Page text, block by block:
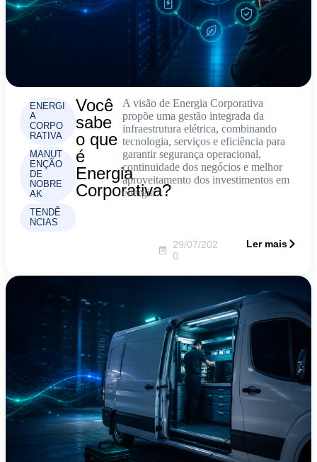
ENERGI
A
CORPO
RATIVA
MANUT
ENÇÃO
DE
NOBRE
AK
TENDÊ
NCIAS
Você
sabe
o que
é
Energia
Corporativa?
A visão de Energia Corporativa
propõe uma gestão integrada da
infraestrutura elétrica, combinando
tecnologia, serviços e eficiência para
garantir segurança operacional,
continuidade dos negócios e melhor
aproveitamento dos investimentos em
energia.
29/07/202
0
Ler mais